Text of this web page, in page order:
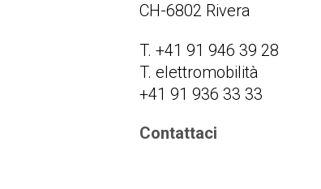
CH-6802 Rivera
T. +41 91 946 39 28
T. elettromobilità
+41 91 936 33 33
Contattaci